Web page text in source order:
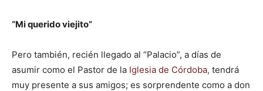
“Mi querido viejito”
Pero también, recién llegado al “Palacio”, a días de
asumir como el Pastor de la Iglesia de Córdoba, tendrá
muy presente a sus amigos; es sorprendente como a don